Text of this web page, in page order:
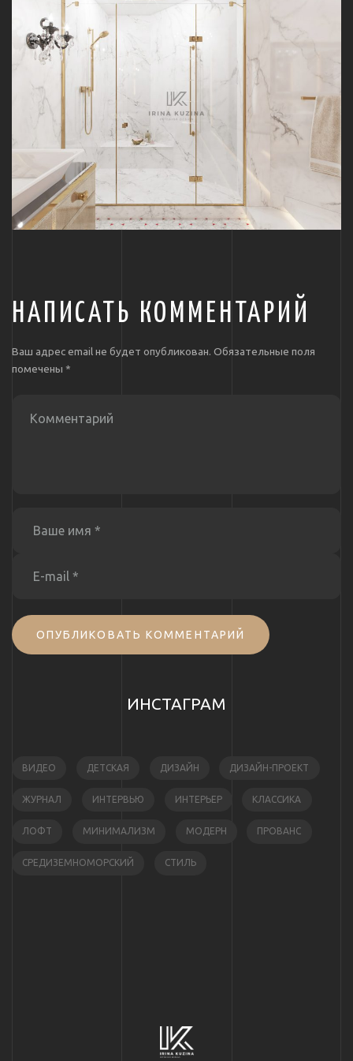
НАПИСАТЬ КОММЕНТАРИЙ
Ваш адрес email не будет опубликован. Обязательные поля
помечены *
ОПУБЛИКОВАТЬ КОММЕНТАРИЙ
ИНСТАГРАМ
ВИДЕО ДЕТСКАЯ ДИЗАЙН ДИЗАЙН-ПРОЕКТ
ЖУРНАЛ ИНТЕРВЬЮ ИНТЕРЬЕР КЛАССИКА
ЛОФТ МИНИМАЛИЗМ МОДЕРН ПРОВАНС
СРЕДИЗЕМНОМОРСКИЙ СТИЛЬ